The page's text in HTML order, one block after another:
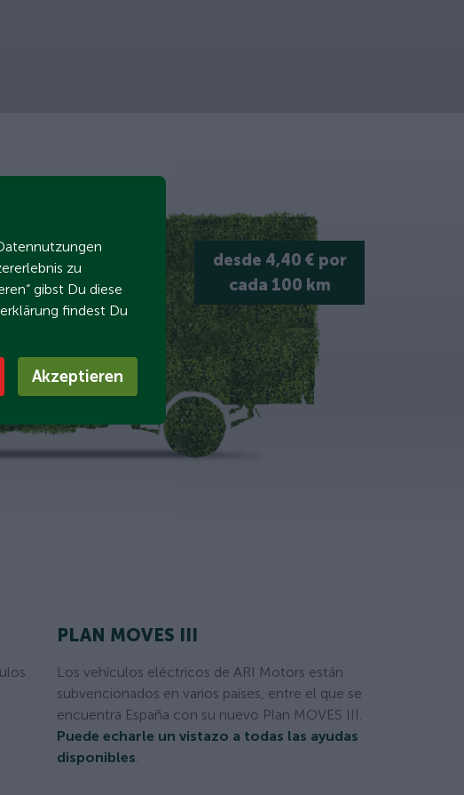
desde 4,40 € por
cada 100 km
PLAN MOVES III
Los vehículos eléctricos de ARI Motors están
subvencionados en varios países, entre el que se
encuentra España con su nuevo Plan MOVES III.
Puede echarle un vistazo a todas las ayudas
disponibles.
zu
gibst Du diese
findest Du
Akzeptieren